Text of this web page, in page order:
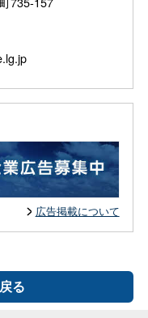
広告掲載について
る